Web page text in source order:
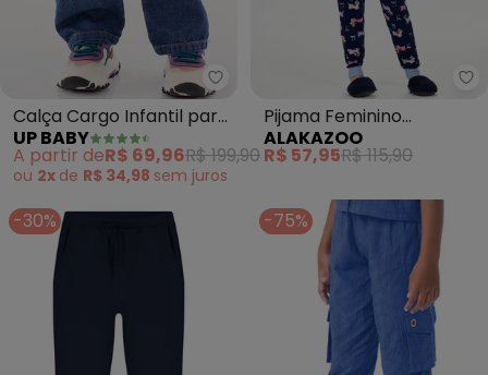
Up Baby - Calça Cargo Infantil
Calça Cargo Infantil para
Menina (Azul)
UP BABY
A partir deR$ 69,96R$ 199,90
ou 2x de R$ 34,98 sem juros
Pijama Feminino
Estampado com Calça
(Azul)
ALAKAZOO
R$ 57,95R$ 115,90
-30% -75%